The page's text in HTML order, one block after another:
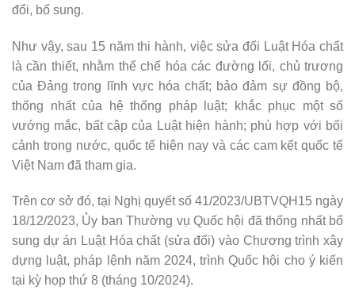
đổi, bổ sung.
Như vậy, sau 15 năm thi hành, việc sửa đổi Luật Hóa chất
là cần thiết, nhằm thể chế hóa các đường lối, chủ trương
của Đảng trong lĩnh vực hóa chất; bảo đảm sự đồng bộ,
thống nhất của hệ thống pháp luật; khắc phục một số
vướng mắc, bất cập của Luật hiện hành; phù hợp với bối
cảnh trong nước, quốc tế hiện nay và các cam kết quốc tế
Việt Nam đã tham gia.
Trên cơ sở đó, tại Nghị quyết số 41/2023/UBTVQH15 ngày
18/12/2023, Ủy ban Thường vụ Quốc hội đã thống nhất bổ
sung dự án Luật Hóa chất (sửa đổi) vào Chương trình xây
dựng luật, pháp lệnh năm 2024, trình Quốc hội cho ý kiến
tại kỳ họp thứ 8 (tháng 10/2024).